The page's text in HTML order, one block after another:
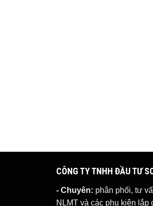
CÔNG TY TNHH ĐẦU TƯ
- Chuyên: phân phối, tư
NLMT và các phụ kiện lắp